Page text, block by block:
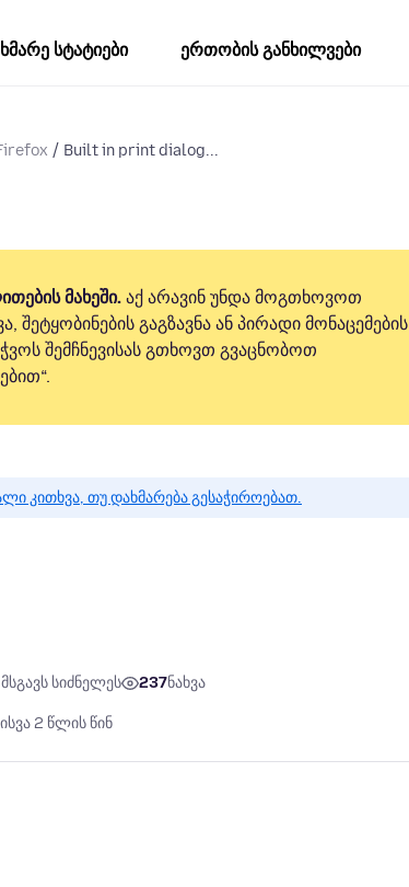
სტატიები ერთობის განხილვები
Built in print dialog...
მახეში. აქ არავინ უნდა მოგთხოვოთ
გაგზავნა ან პირადი მონაცემების
შემჩნევისას გთხოვთ გვაცნობოთ
კითხვა, თუ დახმარება გესაჭიროებათ.
სიძნელეს 237ნახვა
2 წლის წინ